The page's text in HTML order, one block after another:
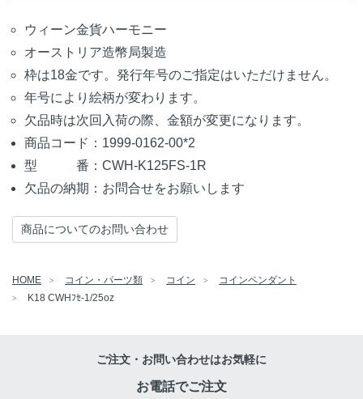
ウィーン金貨ハーモニー
オーストリア造幣局製造
枠は18金です。発行年号のご指定はいただけません。
年号により絵柄が変わります。
欠品時は次回入荷の際、金額が変更になります。
商品コード：1999-0162-00*2
型 番：CWH-K125FS-1R
欠品の納期：お問合せをお願いします
商品についてのお問い合わせ
HOME コイン・パーツ類 コイン
コインペンダント
K18 CWHﾌｾ-1/25oz
ご注文・お問い合わせはお気軽に
お電話でご注文